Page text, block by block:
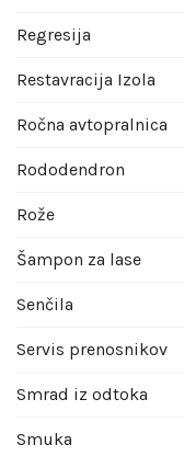
Regresija
Restavracija Izola
Ročna avtopralnica
Rododendron
Rože
Šampon za lase
Senčila
Servis prenosnikov
Smrad iz odtoka
Smuka